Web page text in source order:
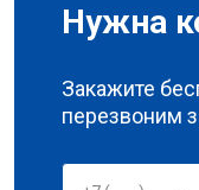
Нужна
Закажите
перезвоним